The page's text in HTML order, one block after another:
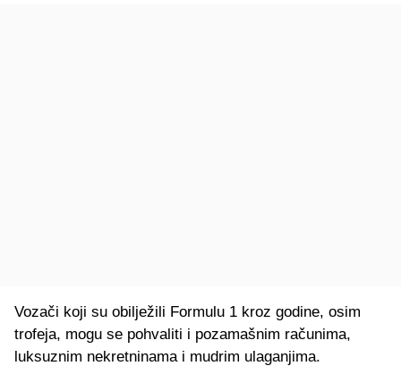
Vozači koji su obilježili Formulu 1 kroz godine, osim
trofeja, mogu se pohvaliti i pozamašnim računima,
luksuznim nekretninama i mudrim ulaganjima.